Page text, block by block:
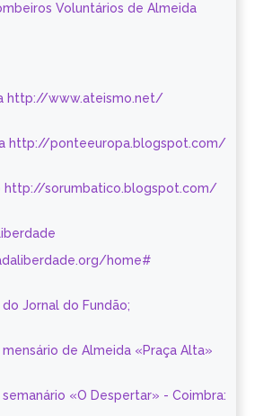
Voluntários de Almeida
http://www.ateismo.net/
http://ponteeuropa.blogspot.com/
http://sorumbatico.blogspot.com/
home#
Jornal do Fundão;
de Almeida «Praça Alta»
«O Despertar» - Coimbra: